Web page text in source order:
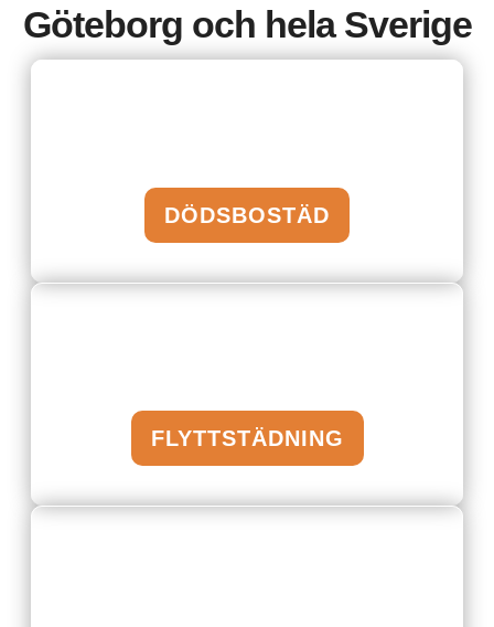
Göteborg och hela Sverige
DÖDSBOSTÄD
FLYTTSTÄDNING